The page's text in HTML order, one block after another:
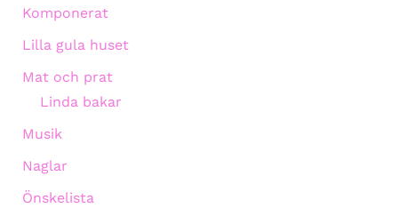
Komponerat
Lilla gula huset
Mat och prat
Linda bakar
Musik
Naglar
Önskelista